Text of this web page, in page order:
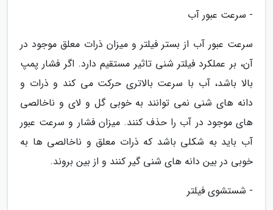
- سرعت عبور آب
سرعت عبور آب از بستر فیلتر و میزان ذرات معلق موجود در
آن، بر عملکرد فیلتر شنی تاثیر مستقیم دارد. اگر فشار پمپ
بالا باشد، آب با سرعت بالاتری حرکت می کند و ذرات و
دانه های شنی نمی توانند به خوبی گل و لای و ناخالصی
های موجود در آب را حذف کنند. میزان فشار و سرعت عبور
آب باید به شکلی باشد که ذرات معلق و ناخالصی ها به
خوبی در بین دانه های شنی گیر کنند و از بین بروند.
- شستشوی فیلتر